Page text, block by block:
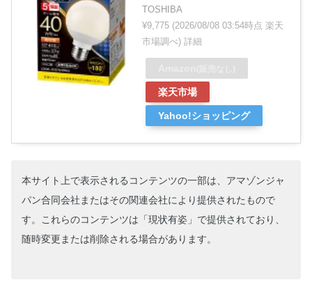
TOSHIBA
¥9,775 (2026/08/08 03:54時点 楽天
市場調べ) 詳細
楽天市場
Yahoo!ショッピング
本サイト上で表示されるコンテンツの一部は、アマゾンジャ
パン合同会社またはその関連会社により提供されたもので
す。これらのコンテンツは「現状有姿」で提供されており、
随時変更または削除される場合があります。